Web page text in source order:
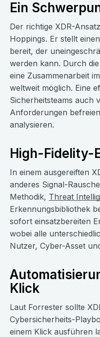
Ein
Der richtige XDR-
Hoppings. Er stellt
bereit, der
werden kann. Durch
eine Zusammenarbeit
weltweit möglich. Eine
Sicherheitsteams auch
Anforderungen
analysieren.
High-Fidelity-
In einem ausgereiften
anderes Signal-
Methodik, Threat
Erkennungsbibliothek
sofort einsatzbereiten
wobei alle
Nutzer, Cyber-Asset
Klick
Laut Forrester sollte
Cybersicherheits-
einem Klick ausführen